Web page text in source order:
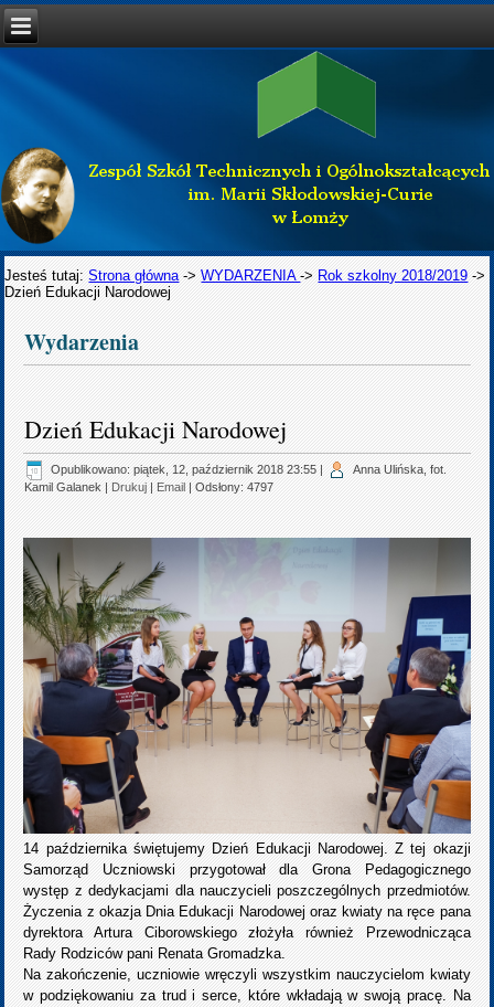
Jesteś tutaj:Strona główna ->WYDARZENIA-> Rok szkolny 2018/2019 ->
Dzień Edukacji Narodowej
Wydarzenia
Dzień Edukacji Narodowej
Opublikowano: piątek, 12, październik 2018 23:55 |
Anna Ulińska, fot.
Kamil Galanek | Drukuj |Email | Odsłony: 4797
14 października świętujemy Dzień Edukacji Narodowej. Z tej okazji
Samorząd Uczniowski przygotował dla Grona Pedagogicznego
występ z dedykacjami dla nauczycieli poszczególnych przedmiotów.
Życzenia z okazja Dnia Edukacji Narodowej oraz kwiaty na ręce pana
dyrektora Artura Ciborowskiego złożyła również Przewodnicząca
Rady Rodziców pani Renata Gromadzka.
Na zakończenie, uczniowie wręczyli wszystkim nauczycielom kwiaty
w podziękowaniu za trud i serce, które wkładają w swoją pracę. Na